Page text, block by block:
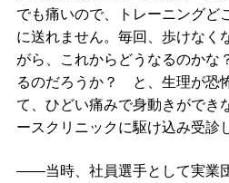
でも痛いので、トレーニングど
に送れません。毎回、歩けなく
がら、これからどうなるのか
るのだろうか？ と、生理が恐
て、ひどい痛みで身動きができ
ースクリニックに駆け込み受診
――当時、社員選手として実業